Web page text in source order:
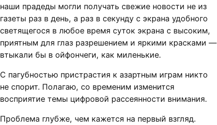
наши прадеды могли получать свежие новости не из
газеты раз в день, а раз в секунду с экрана удобного
светящегося в любое время суток экрана с высоким,
приятным для глаз разрешением и яркими красками —
втыкали бы в ойфончеги, как миленькие.
С пагубностью пристрастия к азартным играм никто
не спорит. Полагаю, со временим изменится
восприятие темы цифровой рассеянности внимания.
Проблема глубже, чем кажется на первый взгляд.